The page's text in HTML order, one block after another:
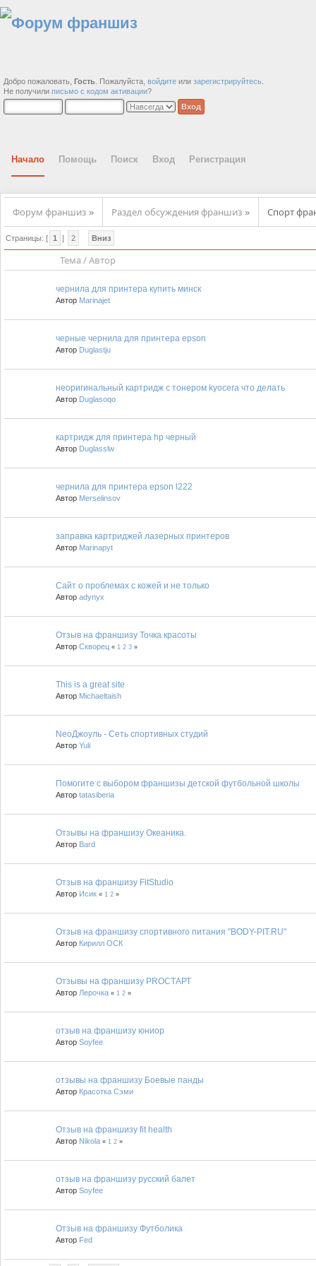
Добро пожаловать, Гость . Пожалуйста, войдите или зарегистрируйтесь
Не получили письмо с кодом активации?
Начало Помощь Поиск Вход Регистрация
Форум франшиз » Раздел обсуждения франшиз » Спорт
Страницы: [ 1 ] 2 Вниз
Тема/Автор
чернила для принтера купить минск
Автор Marinajet
черные чернила для принтера epson
Автор Duglastju
неоригинальный картридж с тонером kyocera что делать
Автор Duglasoqo
картридж для принтера hp черный
Автор Duglasslw
чернила для принтера epson l222
Автор Merselinsov
заправка картриджей лазерных принтеров
Автор Marinapyt
Сайт о проблемах с кожей и не только
Автор adynyx
Отзыв на франшизу Точка красоты
Автор Скворец « 1 2 3 »
This is a great site
Автор Michaeltaish
NeoДжоуль - Сеть спортивных студий
Автор Yuli
Помогите с выбором франшизы детской футбольной школы
Автор tatasiberia
Отзывы на франшизу Океаника.
Автор Bard
Отзыв на франшизу FitStudio
Автор Исик « 1 2 »
Отзыв на франшизу спортивного питания "BODY-PIT.RU"
Автор Кирилл ОСК
Отзывы на франшизу PROСТАРТ
Автор Лерочка « 1 2 »
отзыв на франшизу юниор
Автор Soyfee
отзывы на франшизу Боевые панды
Автор Красотка Сэми
Отзыв на франшизу fit health
Автор Nikola « 1 2 »
отзыв на франшизу русский балет
Автор Soyfee
Отзыв на франшизу Футболика
Автор Fed